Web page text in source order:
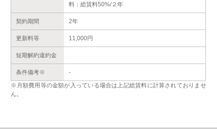
料：総賃料50%/２年
契約期間 2年
更新料等 11,000円
短期解約違約金
条件備考※
-
※月額費用等の金額が入っている場合は上記総賃料に計算されておりませ
ん。